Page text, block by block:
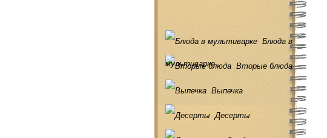
Блюда в
мультиварке Вторые блюда
Выпечка
Десерты